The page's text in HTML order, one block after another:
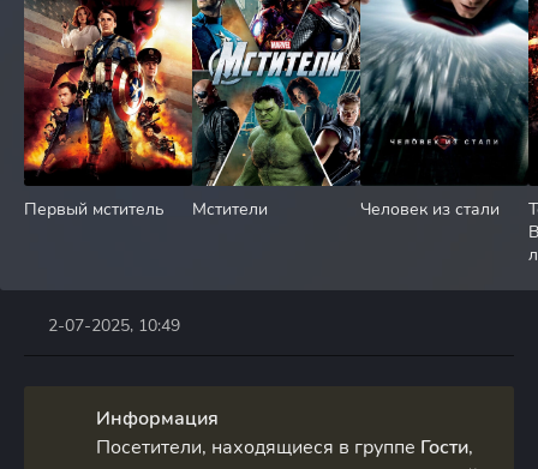
Первый мститель Мстители Человек из стали
2-07-2025, 10:49
Информация
Посетители, находящиеся в группе Гости,